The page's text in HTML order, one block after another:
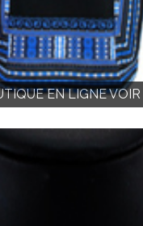
EN LIGNE VOIR